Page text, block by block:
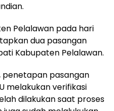
Pelalawan pada hari
dua pasangan
Kabupaten Pelalawan.
penetapan pasangan
melakukan verifikasi
dilakukan saat proses